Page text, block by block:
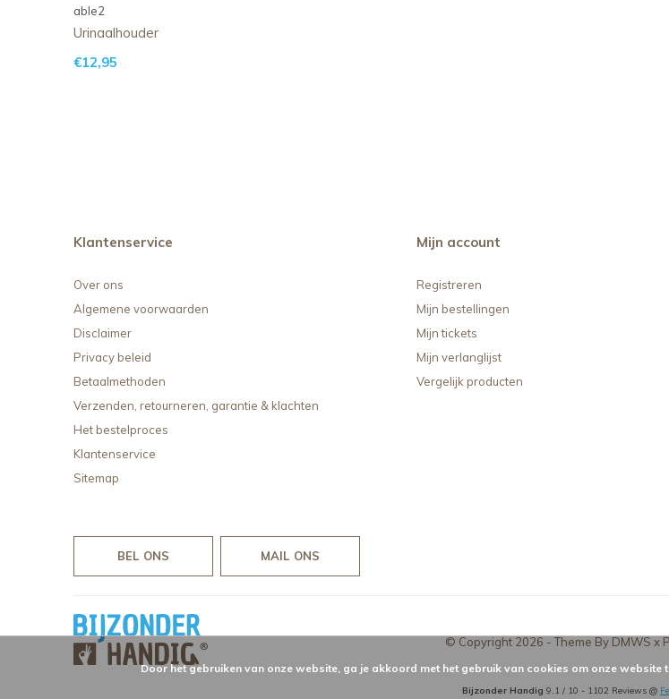
able2
Urinaalhouder
€12,95
Klantenservice
Over ons
Algemene voorwaarden
Disclaimer
Privacy beleid
Betaalmethoden
Verzenden, retourneren, garantie & klachten
Het bestelproces
Klantenservice
Sitemap
Mijn account
Registreren
Mijn bestellingen
Mijn tickets
Mijn verlanglijst
Vergelijk producten
BEL ONS MAIL ONS
© Copyright 2026 - Theme By DMWS x
Bijzonder Handig 9,1/ 10 - 1102 Reviews @
Door het gebruiken van onze website, ga je akkoord met het gebruik van cookies om onze website